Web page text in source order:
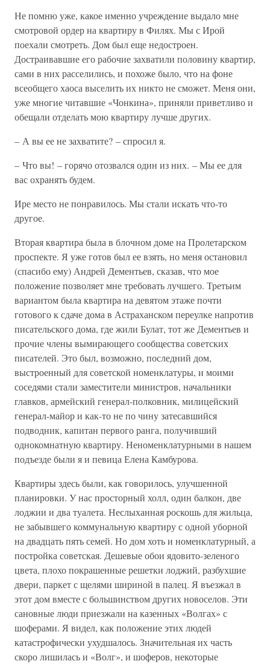
Не помню уже, какое именно учреждение выдало мне
смотровой ордер на квартиру в Филях. Мы с Ирой
поехали смотреть. Дом был еще недостроен.
Достраивавшие его рабочие захватили половину квартир,
сами в них расселились, и похоже было, что на фоне
всеобщего хаоса выселить их никто не сможет. Меня они,
уже многие читавшие «Чонкина», приняли приветливо и
обещали отделать мою квартиру лучше других.
– А вы ее не захватите? – спросил я.
– Что вы! – горячо отозвался один из них. – Мы ее для
вас охранять будем.
Ире место не понравилось. Мы стали искать что-то
другое.
Вторая квартира была в блочном доме на Пролетарском
проспекте. Я уже готов был ее взять, но меня остановил
(спасибо ему) Андрей Дементьев, сказав, что мое
положение позволяет мне требовать лучшего. Третьим
вариантом была квартира на девятом этаже почти
готового к сдаче дома в Астраханском переулке напротив
писательского дома, где жили Булат, тот же Дементьев и
прочие члены вымирающего сообщества советских
писателей. Это был, возможно, последний дом,
выстроенный для советской номенклатуры, и моими
соседями стали заместители министров, начальники
главков, армейский генерал-полковник, милицейский
генерал-майор и как-то не по чину затесавшийся
подводник, капитан первого ранга, получивший
однокомнатную квартиру. Неноменклатурными в нашем
подъезде были я и певица Елена Камбурова.
Квартиры здесь были, как говорилось, улучшенной
планировки. У нас просторный холл, один балкон, две
лоджии и два туалета. Неслыханная роскошь для жильца,
не забывшего коммунальную квартиру с одной уборной
на двадцать пять семей. Но дом хоть и номенклатурный, а
постройка советская. Дешевые обои ядовито-зеленого
цвета, плохо покрашенные решетки лоджий, разбухшие
двери, паркет с щелями шириной в палец. Я въезжал в
этот дом вместе с большинством других новоселов. Эти
сановные люди приезжали на казенных «Волгах» с
шоферами. Я видел, как положение этих людей
катастрофически ухудшалось. Значительная их часть
скоро лишилась и «Волг», и шоферов, некоторые